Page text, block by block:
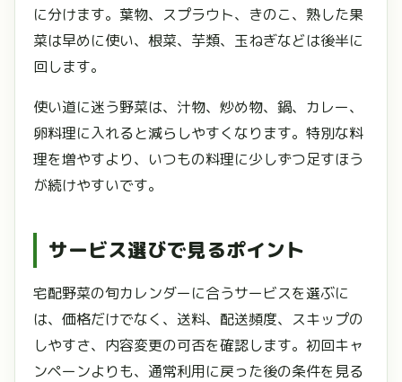
に分けます。葉物、スプラウト、きのこ、熟した果
菜は早めに使い、根菜、芋類、玉ねぎなどは後半に
回します。
使い道に迷う野菜は、汁物、炒め物、鍋、カレー、
卵料理に入れると減らしやすくなります。特別な料
理を増やすより、いつもの料理に少しずつ足すほう
が続けやすいです。
サービス選びで見るポイント
宅配野菜の旬カレンダーに合うサービスを選ぶに
は、価格だけでなく、送料、配送頻度、スキップの
しやすさ、内容変更の可否を確認します。初回キャ
ンペーンよりも、通常利用に戻った後の条件を見る